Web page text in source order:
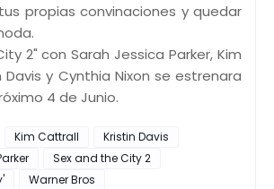
propias convinaciones y quedar
2" con Sarah Jessica Parker, Kim
Davis y Cynthia Nixon se estrenara
4 de Junio.
Kim Cattrall
Kristin Davis
Sex and the City 2
Warner Bros